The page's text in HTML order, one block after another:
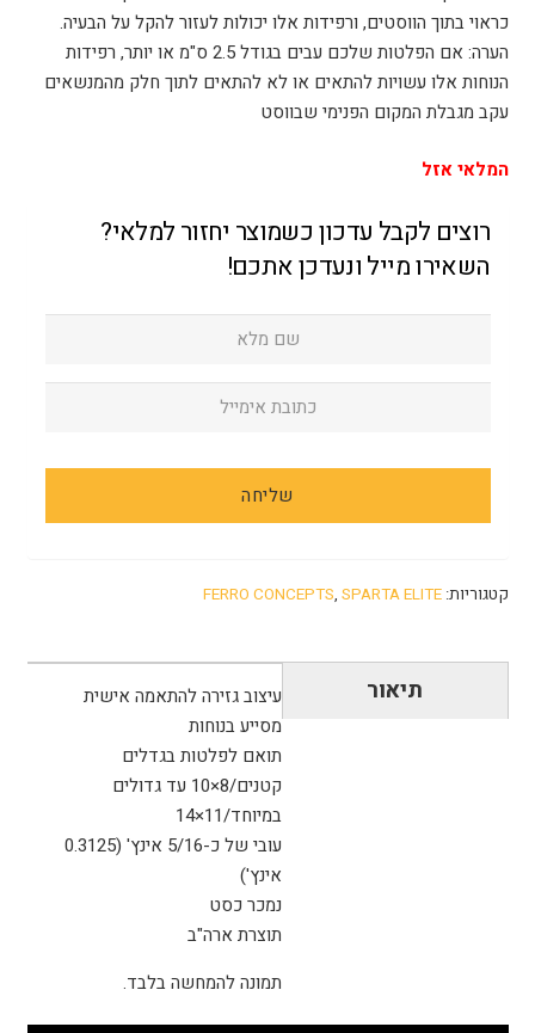
כראוי בתוך הווסטים, ורפידות אלו יכולות לעזור להקל על הבעיה.
הערה: אם הפלטות שלכם עבים בגודל 2.5 ס"מ או יותר, רפידות
הנוחות אלו עשויות להתאים או לא להתאים לתוך חלק מהמנשאים
עקב מגבלת המקום הפנימי שבווסט
המלאי אזל
רוצים לקבל עדכון כשמוצר יחזור למלאי?
השאירו מייל ונעדכן אתכם!
קטגוריות: FERRO CONCEPTS, SPARTA ELITE
תיאור
עיצוב גזירה להתאמה אישית
מסייע בנוחות
תואם לפלטות בגדלים
קטנים/8×10 עד גדולים
במיוחד/11×14
עובי של כ-5/16 אינץ' (0.3125
אינץ')
נמכר כסט
תוצרת ארה"ב
תמונה להמחשה בלבד.